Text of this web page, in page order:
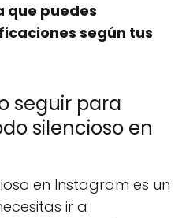
que puedes
según tus
seguir para
silencioso en
en Instagram es un
ir a